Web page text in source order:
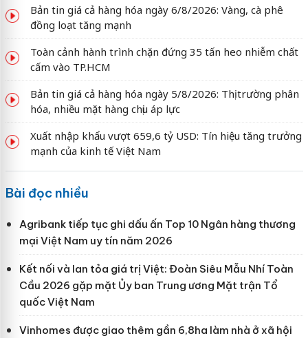
Bản tin giá cả hàng hóa ngày 6/8/2026: Vàng, cà phê
đồng loạt tăng mạnh
Toàn cảnh hành trình chặn đứng 35 tấn heo nhiễm chất
cấm vào TP.HCM
Bản tin giá cả hàng hóa ngày 5/8/2026: Thị trường phân
hóa, nhiều mặt hàng chịu áp lực
Xuất nhập khẩu vượt 659,6 tỷ USD: Tín hiệu tăng trưởng
mạnh của kinh tế Việt Nam
Bài đọc nhiều
Agribank tiếp tục ghi dấu ấn Top 10 Ngân hàng thương
mại Việt Nam uy tín năm 2026
Kết nối và lan tỏa giá trị Việt: Đoàn Siêu Mẫu Nhí Toàn
Cầu 2026 gặp mặt Ủy ban Trung ương Mặt trận Tổ
quốc Việt Nam
Vinhomes được giao thêm gần 6,8ha làm nhà ở xã hội